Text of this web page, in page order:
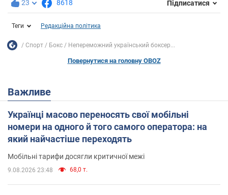
23 8618 Підписатися
Теги Редакційна політика
Спорт Бокс Непереможний український боксер...
Повернутися на головну OBOZ
Важливе
Українці масово переносять свої мобільні
номери на одного й того самого оператора: на
який найчастіше переходять
Мобільні тарифи досягли критичної межі
9.08.2026 23:48 68,0 т.